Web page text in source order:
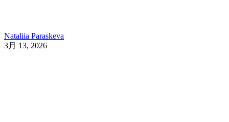
Nataliia Paraskeva
3月 13, 2026